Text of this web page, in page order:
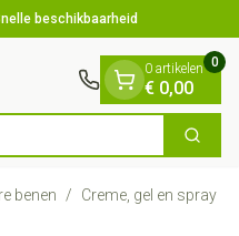
beschikbaarheid
Zoek
0 artikelen
€ 0,00
0
benen / Creme, gel en spray